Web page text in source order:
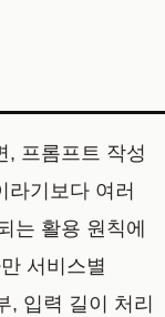
, 프롬프트 작성
라기보다 여러
는 활용 원칙에
서비스별
, 입력 길이 처리